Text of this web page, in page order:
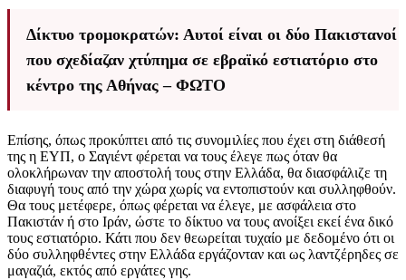
Δίκτυο τρομοκρατών: Αυτοί είναι οι δύο Πακιστανοί
που σχεδίαζαν χτύπημα σε εβραϊκό εστιατόριο στο
κέντρο της Αθήνας – ΦΩΤΟ
Επίσης, όπως προκύπτει από τις συνομιλίες που έχει στη διάθεσή
της η ΕΥΠ, ο Σαγιέντ φέρεται να τους έλεγε πως όταν θα
ολοκλήρωναν την αποστολή τους στην Ελλάδα, θα διασφάλιζε τη
διαφυγή τους από την χώρα χωρίς να εντοπιστούν και συλληφθούν.
Θα τους μετέφερε, όπως φέρεται να έλεγε, με ασφάλεια στο
Πακιστάν ή στο Ιράν, ώστε το δίκτυο να τους ανοίξει εκεί ένα δικό
τους εστιατόριο. Κάτι που δεν θεωρείται τυχαίο με δεδομένο ότι οι
δύο συλληφθέντες στην Ελλάδα εργάζονταν και ως λαντζέρηδες σε
μαγαζιά, εκτός από εργάτες γης.